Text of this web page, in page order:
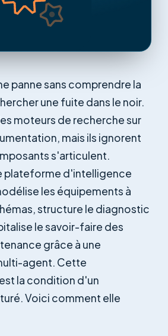
panne sans comprendre la
une fuite dans le noir.
moteurs de recherche sur
mais ils ignorent
s'articulent.
plateforme d'intelligence
les équipements à
structure le diagnostic
le savoir-faire des
grâce à une
agent. Cette
la condition d'un
Voici comment elle